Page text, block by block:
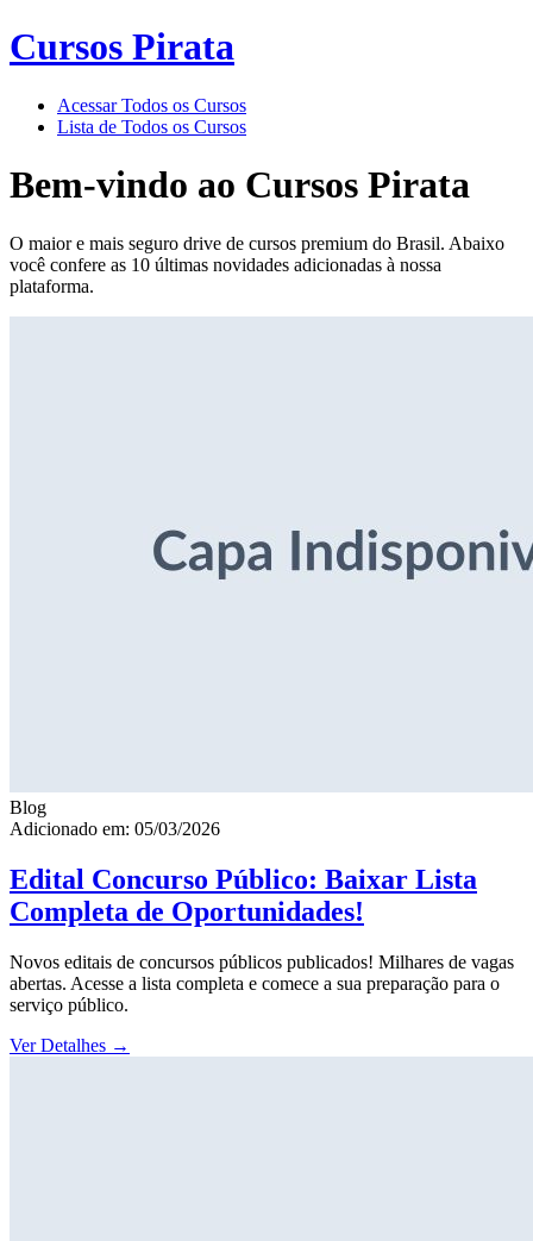
Cursos Pirata
Acessar Todos os Cursos
Lista de Todos os Cursos
Bem-vindo ao Cursos Pirata
O maior e mais seguro drive de cursos premium do Brasil. Abaixo
você confere as 10 últimas novidades adicionadas à nossa
plataforma.
Blog
Adicionado em: 05/03/2026
Edital Concurso Público: Baixar Lista
Completa de Oportunidades!
Novos editais de concursos públicos publicados! Milhares de vagas
abertas. Acesse a lista completa e comece a sua preparação para o
serviço público.
Ver Detalhes →